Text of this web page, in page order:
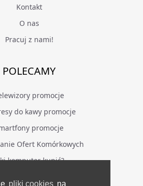
pliki cookies na
Kontakt
O nas
Pracuj z nami!
POLECAMY
promocje
do kawy promocje
promocje
Ofert Komórkowych
komputer kupić?